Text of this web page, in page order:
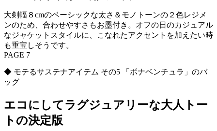
大剣幅８cmのベーシックな太さ＆モノトーンの２色レジメ
ンのため、合わせやすさもお墨付き。オフの日のカジュアル
なジャケットスタイルに、こなれたアクセントを加えたい時
も重宝しそうです。
PAGE 7
◆ モテるサステナアイテム その5 「ボナベンチュラ」のバ
ッグ
エコにしてラグジュアリーな大人トー
トの決定版